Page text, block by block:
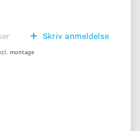
Skriv anmeldelse
montage